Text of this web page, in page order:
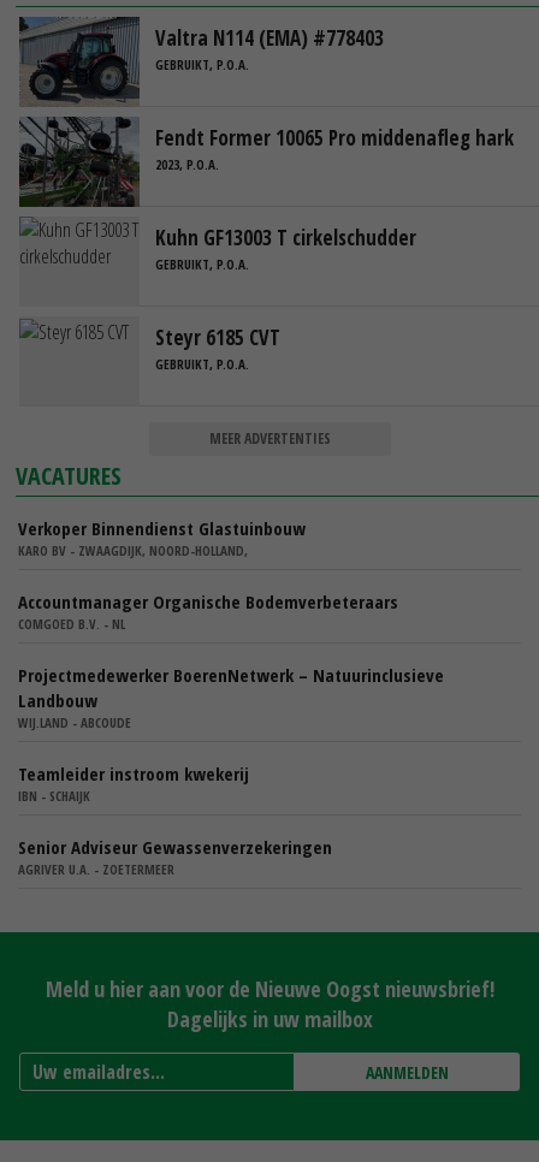
Valtra N114 (EMA) #778403
GEBRUIKT, P.O.A.
Fendt Former 10065 Pro middenafleg hark
2023, P.O.A.
Kuhn GF13003 T cirkelschudder
GEBRUIKT, P.O.A.
Steyr 6185 CVT
GEBRUIKT, P.O.A.
MEER ADVERTENTIES
VACATURES
Verkoper Binnendienst Glastuinbouw
KARO BV - ZWAAGDIJK, NOORD-HOLLAND,
Accountmanager Organische Bodemverbeteraars
COMGOED B.V. - NL
Projectmedewerker BoerenNetwerk – Natuurinclusieve
Landbouw
WIJ.LAND - ABCOUDE
Teamleider instroom kwekerij
IBN - SCHAIJK
Senior Adviseur Gewassenverzekeringen
AGRIVER U.A. - ZOETERMEER
Meld u hier aan voor de Nieuwe Oogst nieuwsbrief!
Dagelijks in uw mailbox
AANMELDEN